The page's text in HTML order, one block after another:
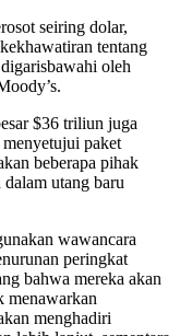
seiring dolar,
tentang
oleh
$36 triliun juga
paket
beberapa pihak
utang baru
wawancara
peringkat
bahwa mereka akan
menawarkan
menghadiri